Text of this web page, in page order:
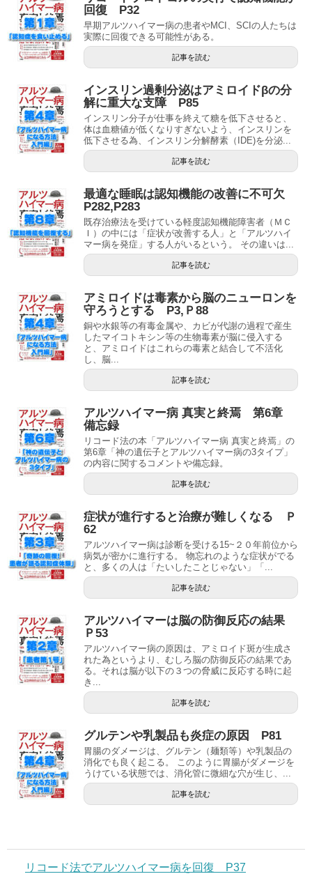
回復 P32
早期アルツハイマー病の患者やMCI、SCIの人たちは
実際に回復できる可能性がある。
記事を読む
インスリン過剰分泌はアミロイドβの分
解に重大な支障 P85
インスリン分子が仕事を終えて糖を低下させると、
体は血糖値が低くなりすぎないよう、インスリンを
低下させる為、インスリン分解酵素（IDE)を分泌...
記事を読む
最適な睡眠は認知機能の改善に不可欠
P282,P283
既存治療法を受けている軽度認知機能障害者（ＭＣ
Ｉ）の中には「症状が改善する人」と「アルツハイ
マー病を発症」する人がいるという。 その違いは...
記事を読む
アミロイドは毒素から脳のニューロンを
守ろうとする P3,Ｐ88
銅や水銀等の有毒金属や、カビが代謝の過程で産生
したマイコトキシン等の生物毒素が脳に侵入する
と、アミロイドはこれらの毒素と結合して不活化
し、脳...
記事を読む
アルツハイマー病 真実と終焉 第6章
備忘録
リコード法の本「アルツハイマー病 真実と終焉」の
第6章「神の遺伝子とアルツハイマー病の3タイプ」
の内容に関するコメントや備忘録。
記事を読む
症状が進行すると治療が難しくなる Ｐ
62
アルツハイマー病は診断を受ける15~２０年前位から
病気が密かに進行する。 物忘れのような症状がでる
と、多くの人は「たいしたことじゃない」「...
記事を読む
アルツハイマーは脳の防御反応の結果
Ｐ53
アルツハイマー病の原因は、アミロイド斑が生成さ
れた為というより、むしろ脳の防御反応の結果であ
る。それは脳が以下の３つの脅威に反応する時に起
き...
記事を読む
グルテンや乳製品も炎症の原因 P81
胃腸のダメージは、グルテン（麺類等）や乳製品の
消化でも良く起こる。 このように胃腸がダメージを
うけている状態では、消化管に微細な穴が生じ、...
記事を読む
リコード法でアルツハイマー病を回復 P37